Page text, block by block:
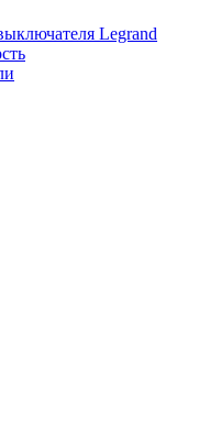
Legrand